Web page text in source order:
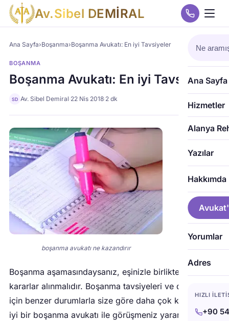
Av.Sibel DEMİRAL
Ana Sayfa
Hizmetler
Alanya
Yazılar
Hakkımda
Yorumlar
Adres
HIZLI
+90
Ana Sayfa›Boşanma›Boşanma Avukatı: En iyi Tavsiyeler
BOŞANMA
Boşanma Avukatı: En iyi Tavsiyeler
SD Av. Sibel Demiral·22 Nis 2018·2 dk
boşanma avukatı ne kazandırır
Boşanma aşamasındaysanız, eşinizle birlikte temel
kararlar alınmalıdır. Boşanma tavsiyeleri ve desteği
için benzer durumlarla size göre daha çok karşılaşan
iyi bir boşanma avukatı ile görüşmeniz yararınıza